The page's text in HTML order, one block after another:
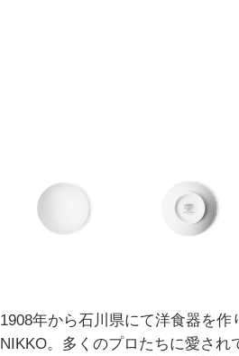
1908年から石川県にて洋食器を作
NIKKO。多くのプロたちに愛され